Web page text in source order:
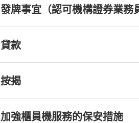
發牌事宜（認可機構證券業務
貸款
按揭
加強櫃員機服務的保安措施